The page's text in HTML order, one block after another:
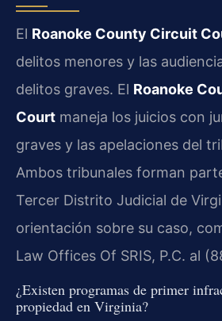
El Roanoke County Circuit
delitos menores y las
delitos graves. El Roanoke
Court maneja los juicios con
graves y las apelaciones del
Ambos tribunales forman
Tercer Distrito Judicial de
orientación sobre su caso,
Law Offices Of SRIS, P.C. al
¿Existen programas de primer
propiedad en Virginia?